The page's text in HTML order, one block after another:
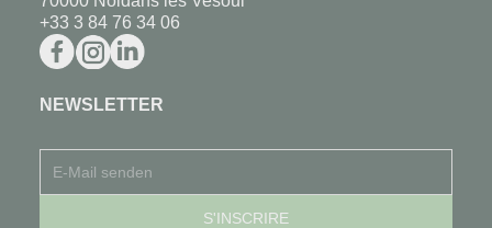
+33 3 84 76 34 06
NEWSLETTER